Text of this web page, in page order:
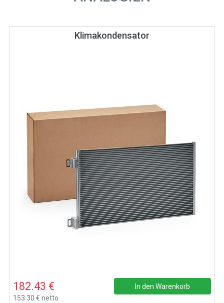
Klimakondensator
182.43 €
153.30 € netto
In den Warenkorb